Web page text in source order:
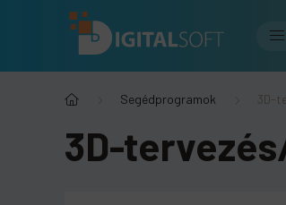
Segédprogramok 3D-
3D-tervezés/